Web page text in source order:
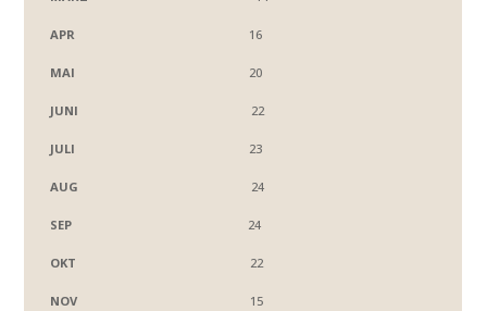
16
20
22
23
24
24
22
15